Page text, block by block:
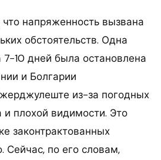
что напряженность вызвана
обстоятельств. Одна
7−10 дней была остановлена
и Болгарии
из-за погодных
плохой видимости. Это
законтрактованных
Сейчас, по его словам,